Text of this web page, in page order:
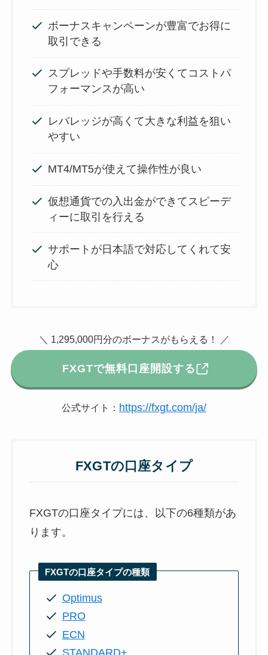
ボーナスキャンペーンが豊富でお得に
取引できる
スプレッドや手数料が安くてコストパ
フォーマンスが高い
レバレッジが高くて大きな利益を狙い
やすい
MT4/MT5が使えて操作性が良い
仮想通貨での入出金ができてスピーデ
ィーに取引を行える
サポートが日本語で対応してくれて安
心
＼ 1,295,000円分のボーナスがもらえる！ ／
FXGTで無料口座開設する
公式サイト： https://fxgt.com/ja/
FXGTの口座タイプ
FXGTの口座タイプには、以下の6種類があ
ります。
FXGTの口座タイプの種類
Optimus
PRO
ECN